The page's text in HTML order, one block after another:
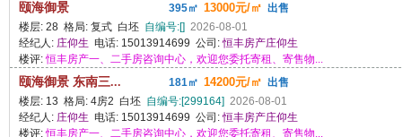
颐海御景 395㎡ 13000元/㎡ 出售
楼层: 28 格局: 复式 白坯 自编号:[] 2026-08-01
经纪人: 庄仰生 电话: 15013914699 公司:恒丰房产庄仰生
楼评:恒丰房产一、二手房咨询中心，欢迎您委托寄租、寄售物...
颐海御景 东南三... 181㎡ 14200元/㎡ 出售
楼层: 13 格局: 4房2 白坯 自编号:[299164] 2026-08-01
经纪人: 庄仰生 电话: 15013914699 公司:恒丰房产庄仰生
楼评:恒丰房产一、二手房咨询中心，欢迎您委托寄租、寄售物...